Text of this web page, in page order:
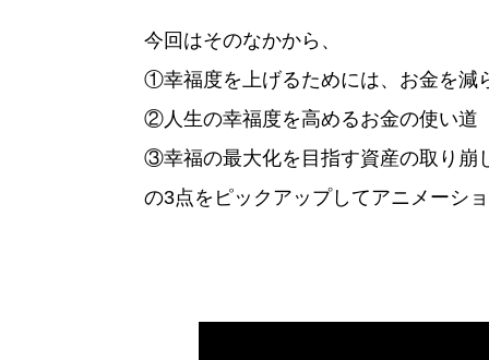
今回はそのなかから、
①幸福度を上げるためには、お金を減
②人生の幸福度を高めるお金の使い道
③幸福の最大化を目指す資産の取り崩
の3点をピックアップしてアニメーシ